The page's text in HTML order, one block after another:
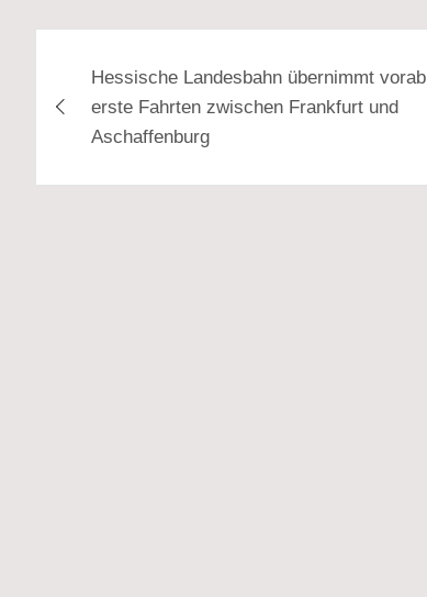
Hessische Landesbahn übernimmt vorab
erste Fahrten zwischen Frankfurt und
Aschaffenburg